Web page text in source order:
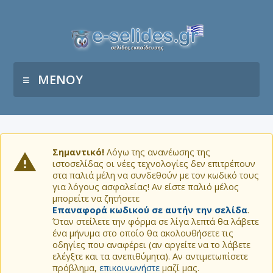
ΜΕΝΟΥ
Σημαντικό! Λόγω της ανανέωσης της
ιστοσελίδας οι νέες τεχνολογίες δεν επιτρέπουν
στα παλιά μέλη να συνδεθούν με τον κωδικό τους
για λόγους ασφαλείας! Αν είστε παλιό μέλος
μπορείτε να ζητήσετε
Επαναφορά κωδικού σε αυτήν την σελίδα.
Όταν στείλετε την φόρμα σε λίγα λεπτά θα λάβετε
ένα μήνυμα στο οποίο θα ακολουθήσετε τις
οδηγίες που αναφέρει (αν αργείτε να το λάβετε
ελέγξτε και τα ανεπιθύμητα). Αν αντιμετωπίσετε
πρόβλημα, επικοινωνήστε μαζί μας.